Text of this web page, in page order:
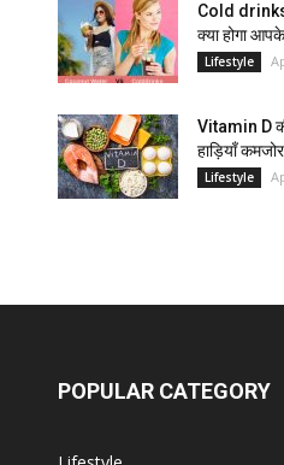
Cold
क्या होगा
Lifestyle
Vitamin D की
हाड़ियाँ
Lifestyle
POPULAR CATEGORY